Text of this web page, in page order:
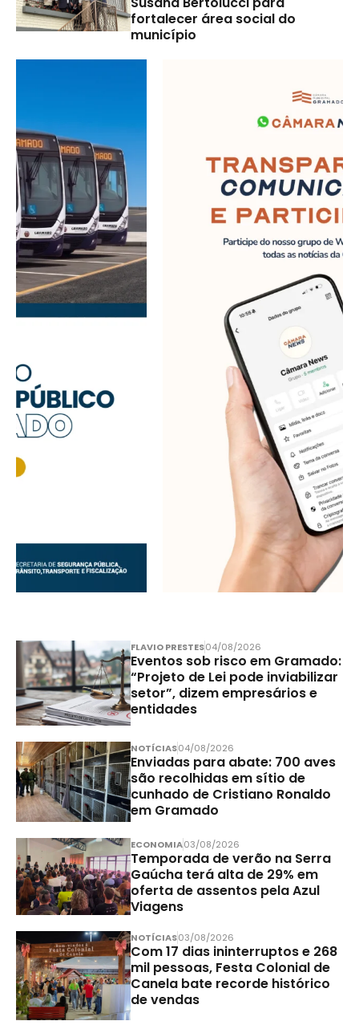
fortalecer área social do
município
FLAVIO PRESTES04/08/2026
Eventos sob risco em Gramado:
“Projeto de Lei pode inviabilizar
setor”, dizem empresários e
entidades
NOTÍCIAS04/08/2026
Enviadas para abate: 700 aves
são recolhidas em sítio de
cunhado de Cristiano Ronaldo
em Gramado
ECONOMIA03/08/2026
Temporada de verão na Serra
Gaúcha terá alta de 29% em
oferta de assentos pela Azul
Viagens
NOTÍCIAS03/08/2026
Com 17 dias ininterruptos e 268
mil pessoas, Festa Colonial de
Canela bate recorde histórico
de vendas